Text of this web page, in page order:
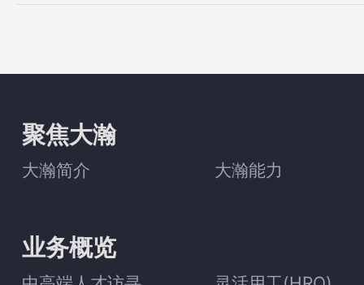
聚焦大瀚
大瀚简介 大瀚能力
业务概览